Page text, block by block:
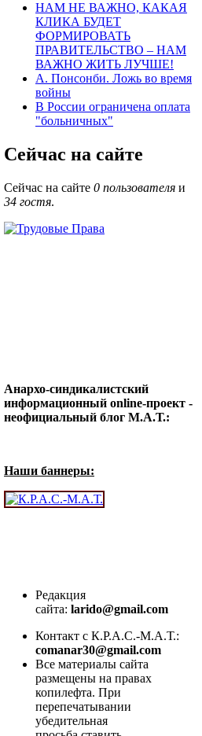
НАМ НЕ ВАЖНО, КАКАЯ
КЛИКА БУДЕТ
ФОРМИРОВАТЬ
ПРАВИТЕЛЬСТВО – НАМ
ВАЖНО ЖИТЬ ЛУЧШЕ!
А. Понсонби. Ложь во время
войны
В России ограничена оплата
"больничных"
Сейчас на сайте
Сейчас на сайте 0 пользователя и
34 гостя.
Анархо-синдикалистский
информационный online-проект -
неофициальный блог М.А.Т.:
Наши баннеры:
Редакция
сайта: larido@gmail.com
Контакт с К.Р.А.С.-М.А.Т.:
comanar30@gmail.com
Все материалы сайта
размещены на правах
копилефта. При
перепечатывании
убедительная